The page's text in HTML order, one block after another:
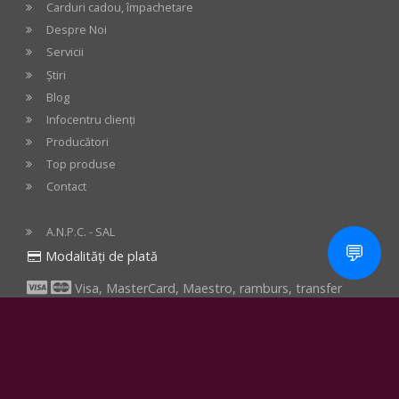
Carduri cadou, împachetare
Despre Noi
Servicii
Știri
Blog
Infocentru clienți
Producători
Top produse
Contact
A.N.P.C. - SAL
Modalități de plată
Visa, MasterCard, Maestro, ramburs, transfer
💬